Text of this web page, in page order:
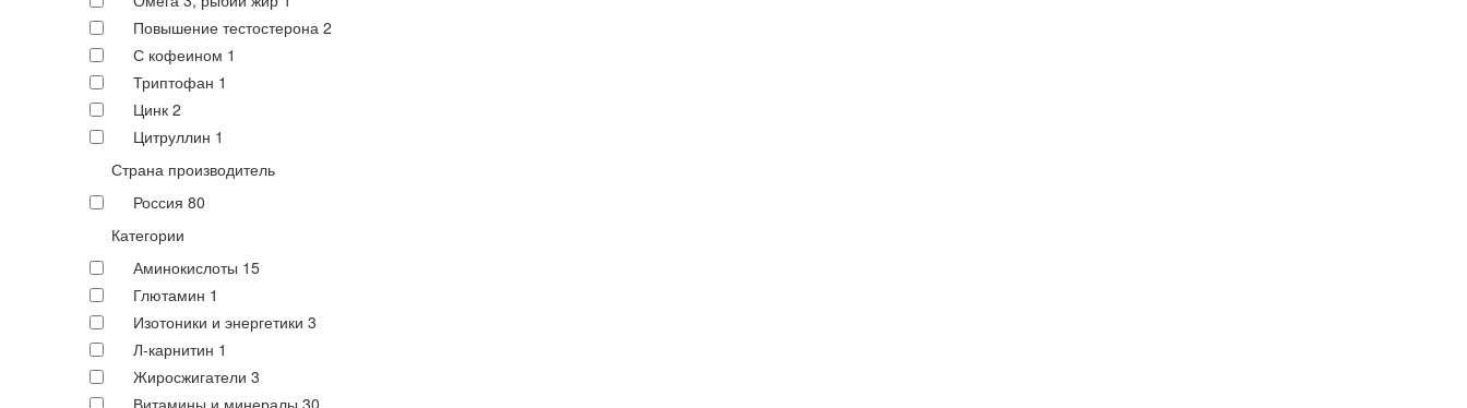
Повышение тестостерона 2
С кофеином 1
Триптофан 1
Цинк 2
Цитруллин 1
Страна производитель
Россия 80
Категории
Аминокислоты 15
Глютамин 1
Изотоники и энергетики 3
Л-карнитин 1
Жиросжигатели 3
Витамины и минералы 30